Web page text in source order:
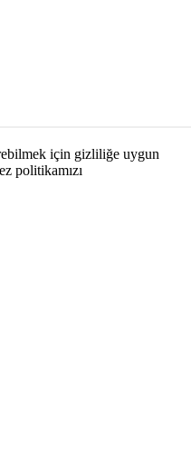
için gizliliğe uygun
politikamızı